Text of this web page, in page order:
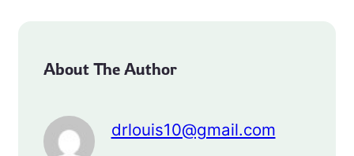
About The Author
drlouis10@gmail.com